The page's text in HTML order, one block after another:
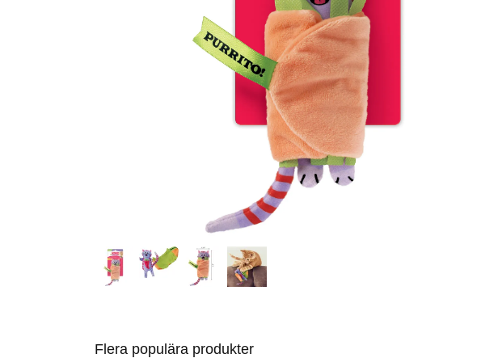
Flera populära produkter